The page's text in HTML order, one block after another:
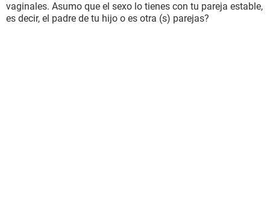
vaginales. Asumo que el sexo lo tienes con tu pareja estable,
es decir, el padre de tu hijo o es otra (s) parejas?